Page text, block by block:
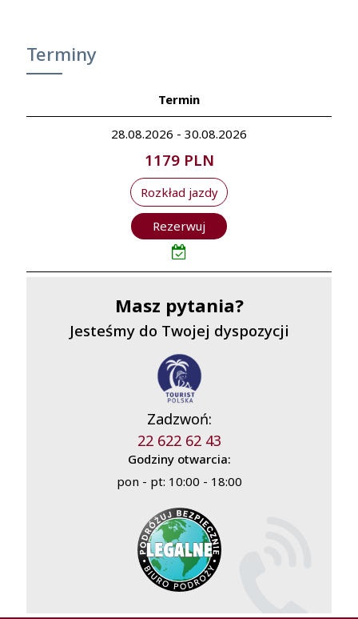
Terminy
Termin
28.08.2026 - 30.08.2026
1179 PLN
Rozkład jazdy
Rezerwuj
Masz pytania?
Jesteśmy do Twojej dyspozycji
Zadzwoń:
22 622 62 43
Godziny otwarcia:
pon - pt: 10:00 - 18:00